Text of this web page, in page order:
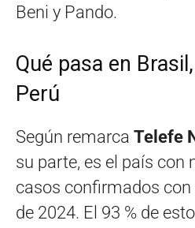
Beni y Pando.
Qué pasa en
Perú
Según remarca Telefe
su parte, es el país con
casos confirmados
de 2024. El 93 % de